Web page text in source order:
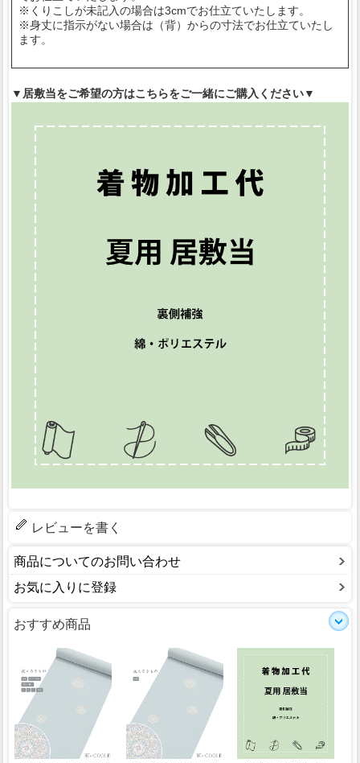
※くりこしが未記入の場合は3cmでお仕立ていたします。
※身丈に指示がない場合は（背）からの寸法でお仕立ていたし
ます。
▼居敷当をご希望の方はこちらをご一緒にご購入ください▼
レビューを書く
商品についてのお問い合わせ
お気に入りに登録
おすすめ商品